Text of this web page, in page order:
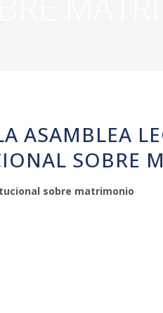
ASAMBLEA
SOBRE
sobre matrimonio